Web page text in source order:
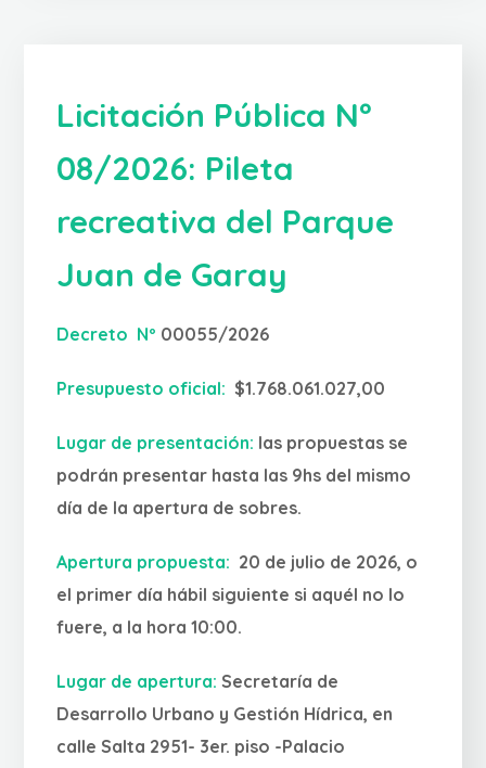
Licitación Pública Nº
08/2026: Pileta
recreativa del Parque
Juan de Garay
Decreto Nº 00055/2026
Presupuesto oficial: $1.768.061.027,00
Lugar de presentación: las propuestas se
podrán presentar hasta las 9hs del mismo
día de la apertura de sobres.
Apertura propuesta: 20 de julio de 2026, o
el primer día hábil siguiente si aquél no lo
fuere, a la hora 10:00.
Lugar de apertura:Secretaría de
Desarrollo Urbano y Gestión Hídrica, en
calle Salta 2951- 3er. piso -Palacio